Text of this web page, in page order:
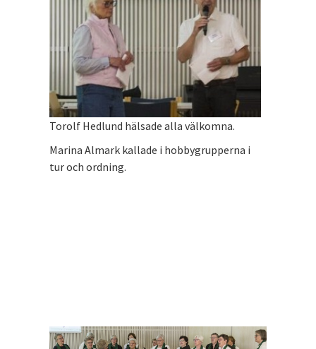
Torolf Hedlund hälsade alla välkomna.
Marina Almark kallade i hobbygrupperna i
tur och ordning.